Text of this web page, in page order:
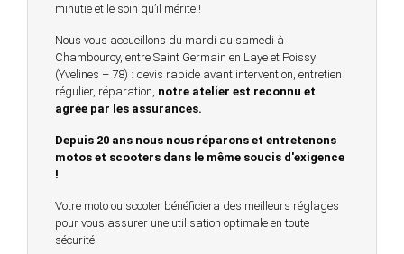
minutie et le soin qu’il mérite !
Nous vous accueillons du mardi au samedi à
Chambourcy, entre Saint Germain en Laye et Poissy
(Yvelines – 78) : devis rapide avant intervention, entretien
régulier, réparation, notre atelier est reconnu et
agrée par les assurances.
Depuis 20 ans nous nous réparons et entretenons
motos et scooters dans le même soucis d'exigence
!
Votre moto ou scooter bénéficiera des meilleurs réglages
pour vous assurer une utilisation optimale en toute
sécurité.